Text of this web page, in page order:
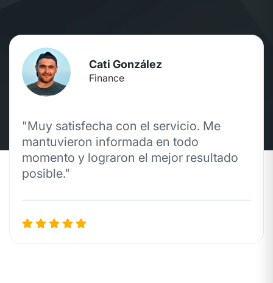
Iban Fernández
Derecho Penal
"Profesionales de primera. Su
conocimiento y dedicación marcaron la
diferencia en mi caso."